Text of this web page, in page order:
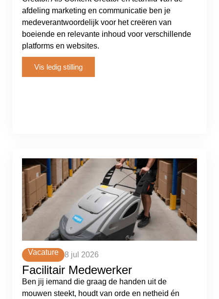
afdeling marketing en communicatie ben je
medeverantwoordelijk voor het creëren van
boeiende en relevante inhoud voor verschillende
platforms en websites.
Vis ledig stilling
Vacature 8 jul 2026
Facilitair Medewerker
Ben jij iemand die graag de handen uit de
mouwen steekt, houdt van orde en netheid én